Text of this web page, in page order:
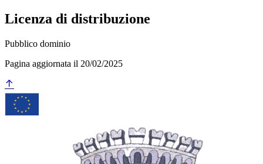
Licenza di distribuzione
Pubblico dominio
Pagina aggiornata il 20/02/2025